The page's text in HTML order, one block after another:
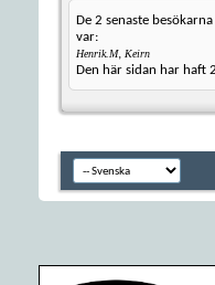
De 2 senaste
var:
Henrik.M, Keirn
Den här sidan har haft